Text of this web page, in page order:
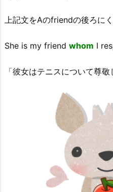
上記文をAのfriendの後ろにく
She is my friend whom I
「彼女はテニスについて尊敬